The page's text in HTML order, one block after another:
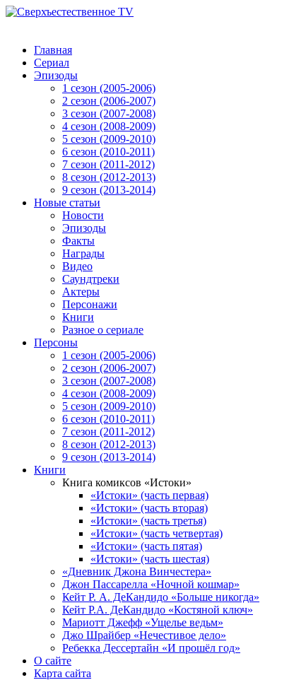
Главная
Сериал
Эпизоды
1 сезон (2005-2006)
2 сезон (2006-2007)
3 сезон (2007-2008)
4 сезон (2008-2009)
5 сезон (2009-2010)
6 сезон (2010-2011)
7 сезон (2011-2012)
8 сезон (2012-2013)
9 сезон (2013-2014)
Новые статьи
Новости
Эпизоды
Факты
Награды
Видео
Саундтреки
Актеры
Персонажи
Книги
Разное о сериале
Персоны
1 сезон (2005-2006)
2 сезон (2006-2007)
3 сезон (2007-2008)
4 сезон (2008-2009)
5 сезон (2009-2010)
6 сезон (2010-2011)
7 сезон (2011-2012)
8 сезон (2012-2013)
9 сезон (2013-2014)
Книги
Книга комиксов «Истоки»
«Истоки» (часть первая)
«Истоки» (часть вторая)
«Истоки» (часть третья)
«Истоки» (часть четвертая)
«Истоки» (часть пятая)
«Истоки» (часть шестая)
«Дневник Джона Винчестера»
Джон Пассарелла «Ночной кошмар»
Кейт Р. А. ДеКандидо «Больше никогда»
Кейт Р.А. ДеКандидо «Костяной ключ»
Мариотт Джефф «Ущелье ведьм»
Джо Шрайбер «Нечестивое дело»
Ребекка Десcертайн «И прошёл год»
О сайте
Карта сайта